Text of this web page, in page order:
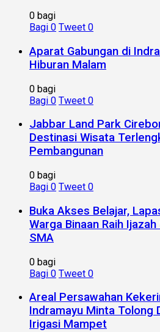
0 bagi
Bagi 0 Tweet 0
Aparat Gabungan di
Hiburan Malam
0 bagi
Bagi 0 Tweet 0
Jabbar Land Park
Destinasi Wisata
Pembangunan
0 bagi
Bagi 0 Tweet 0
Buka Akses Belajar,
Warga Binaan Raih
SMA
0 bagi
Bagi 0 Tweet 0
Areal Persawahan
Indramayu Minta Tolong
Irigasi Mampet